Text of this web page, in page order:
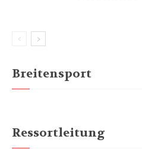
Breitensport
Ressortleitung